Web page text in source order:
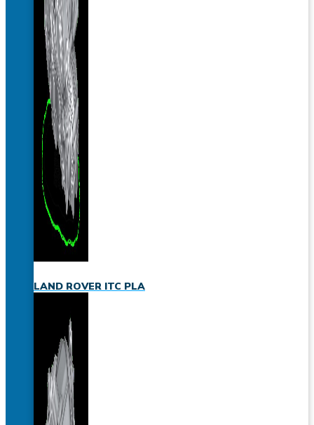
LAND ROVER ITC PLA